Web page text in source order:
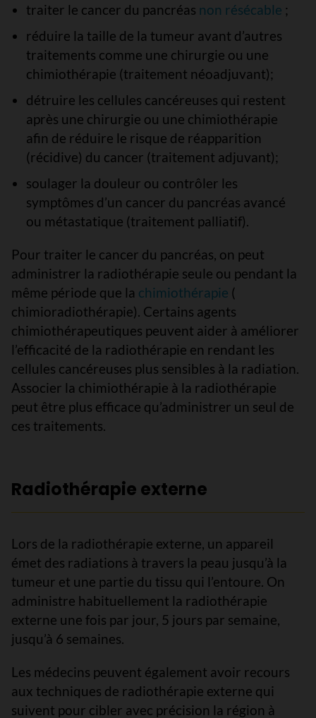
traiter le cancer du pancréas non résécable ;
réduire la taille de la tumeur avant d’autres
traitements comme une chirurgie ou une
chimiothérapie (traitement néoadjuvant);
détruire les cellules cancéreuses qui restent
après une chirurgie ou une chimiothérapie
afin de réduire le risque de réapparition
(récidive) du cancer (traitement adjuvant);
soulager la douleur ou contrôler les
symptômes d’un cancer du pancréas avancé
ou métastatique (traitement palliatif).
Pour traiter le cancer du pancréas, on peut
administrer la radiothérapie seule ou pendant la
même période que la chimiothérapie (
chimioradiothérapie). Certains agents
chimiothérapeutiques peuvent aider à améliorer
l’efficacité de la radiothérapie en rendant les
cellules cancéreuses plus sensibles à la radiation.
Associer la chimiothérapie à la radiothérapie
peut être plus efficace qu’administrer un seul de
ces traitements.
Radiothérapie externe
Lors de la radiothérapie externe, un appareil
émet des radiations à travers la peau jusqu’à la
tumeur et une partie du tissu qui l’entoure. On
administre habituellement la radiothérapie
externe une fois par jour, 5 jours par semaine,
jusqu’à 6 semaines.
Les médecins peuvent également avoir recours
aux techniques de radiothérapie externe qui
suivent pour cibler avec précision la région à